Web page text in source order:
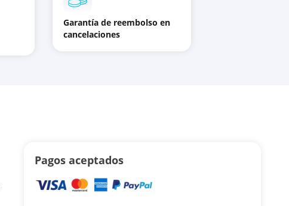
Garantía de reembolso en
cancelaciones
Pagos aceptados